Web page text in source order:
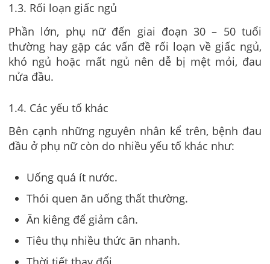
1.3. Rối loạn giấc ngủ
Phần lớn, phụ nữ đến giai đoạn 30 – 50 tuổi
thường hay gặp các vấn đề rối loạn về giấc ngủ,
khó ngủ hoặc mất ngủ nên dễ bị mệt mỏi, đau
nửa đầu.
1.4. Các yếu tố khác
Bên cạnh những nguyên nhân kể trên, bệnh đau
đầu ở phụ nữ còn do nhiều yếu tố khác như:
Uống quá ít nước.
Thói quen ăn uống thất thường.
Ăn kiêng để giảm cân.
Tiêu thụ nhiều thức ăn nhanh.